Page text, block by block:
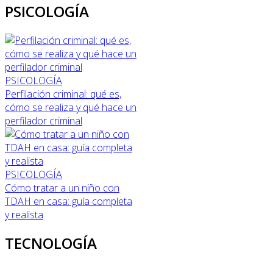
PSICOLOGÍA
PSICOLOGÍA
Perfilación criminal: qué es,
cómo se realiza y qué hace un
perfilador criminal
PSICOLOGÍA
Cómo tratar a un niño con
TDAH en casa: guía completa
y realista
TECNOLOGÍA